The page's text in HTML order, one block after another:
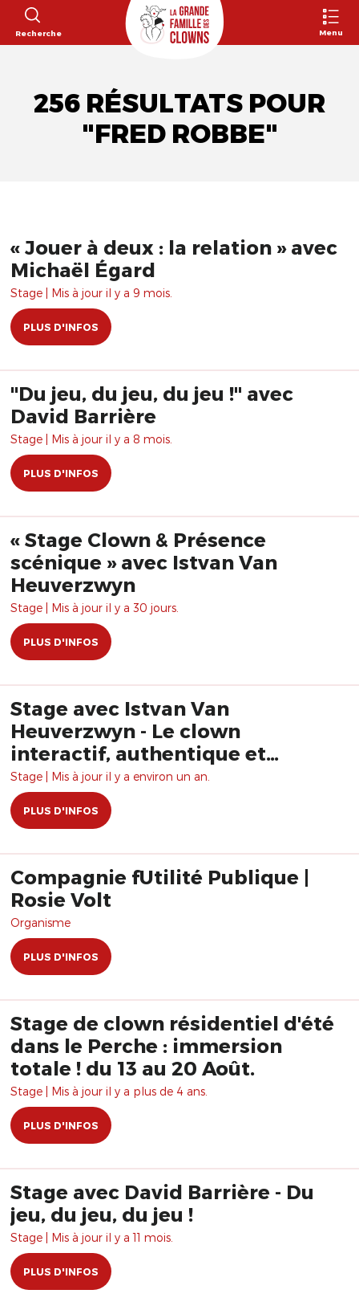
Recherche Menu
256 RÉSULTATS POUR
"FRED ROBBE"
« Jouer à deux : la relation » avec
Michaël Égard
Stage | Mis à jour il y a 9 mois.
PLUS D'INFOS
"Du jeu, du jeu, du jeu !" avec
David Barrière
Stage | Mis à jour il y a 8 mois.
PLUS D'INFOS
« Stage Clown & Présence
scénique » avec Istvan Van
Heuverzwyn
Stage | Mis à jour il y a 30 jours.
PLUS D'INFOS
Stage avec Istvan Van
Heuverzwyn - Le clown
interactif, authentique et
vulnérable
Stage | Mis à jour il y a environ un an.
PLUS D'INFOS
Compagnie fUtilité Publique |
Rosie Volt
Organisme
PLUS D'INFOS
Stage de clown résidentiel d'été
dans le Perche : immersion
totale ! du 13 au 20 Août.
Stage | Mis à jour il y a plus de 4 ans.
PLUS D'INFOS
Stage avec David Barrière - Du
jeu, du jeu, du jeu !
Stage | Mis à jour il y a 11 mois.
PLUS D'INFOS